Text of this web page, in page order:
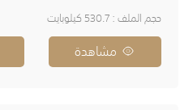
حجم الملف : 530.7 كيلوبايت
مشاهدة